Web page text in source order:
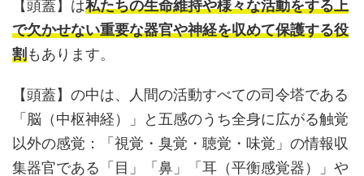
【頭蓋】は私たちの生命維持や様々な活動をする上
で欠かせない重要な器官や神経を収めて保護する役
割もあります。
【頭蓋】の中は、人間の活動すべての司令塔である
「脳（中枢神経）」と五感のうち全身に広がる触覚
以外の感覚：「視覚・臭覚・聴覚・味覚」の情報収
集器官である「目」「鼻」「耳（平衡感覚器）」や